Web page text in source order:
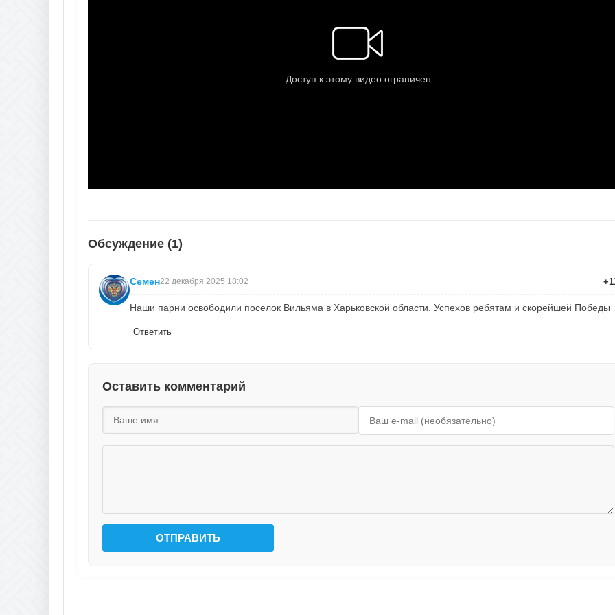
Обсуждение (1)
Семен22 декабря 2025 18:02
Наши парни освободили поселок Вильяма в Харьковской области. Успехов ребятам и скорейшей Победы
Ответить
Оставить комментарий
ОТПРАВИТЬ